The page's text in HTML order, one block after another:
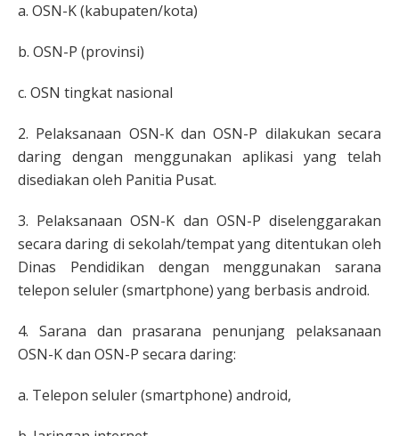
a. OSN-K (kabupaten/kota)
b. OSN-P (provinsi)
c. OSN tingkat nasional
2. Pelaksanaan OSN-K dan OSN-P dilakukan secara
daring dengan menggunakan aplikasi yang telah
disediakan oleh Panitia Pusat.
3. Pelaksanaan OSN-K dan OSN-P diselenggarakan
secara daring di sekolah/tempat yang ditentukan oleh
Dinas Pendidikan dengan menggunakan sarana
telepon seluler (smartphone) yang berbasis android.
4. Sarana dan prasarana penunjang pelaksanaan
OSN-K dan OSN-P secara daring:
a. Telepon seluler (smartphone) android,